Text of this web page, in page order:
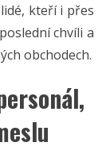
kteří i přes
chvíli a
obchodech.